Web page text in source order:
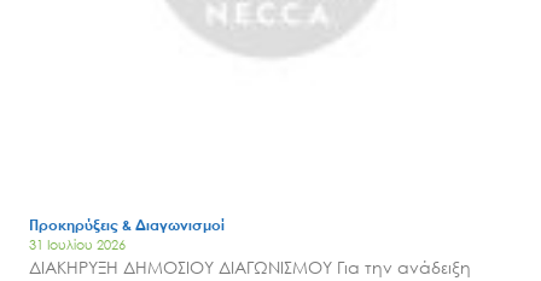
Search
for:
Ο.ΦΥ.ΠΕ.Κ.Α.
Προκηρύξεις & Διαγωνισμοί
31 Ιουλίου 2026
ΔΙΑΚΗΡΥΞΗ ΔΗΜΟΣΙΟΥ ΔΙΑΓΩΝΙΣΜΟΥ Για την ανάδειξη